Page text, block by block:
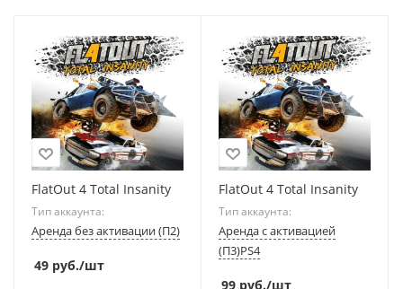
FlatOut 4 Total Insanity
Тип аккаунта:
Аренда без активации (П2)
49 руб./шт
FlatOut 4 Total Insanity
Тип аккаунта:
Аренда с активацией
(П3)PS4
99 руб./шт